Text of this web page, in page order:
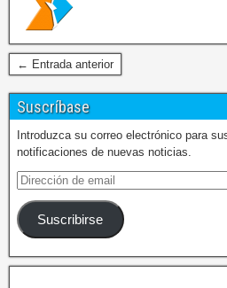
← Entrada anterior
Suscríbase
Introduzca su correo electrónico para
notificaciones de nuevas noticias.
Suscribirse